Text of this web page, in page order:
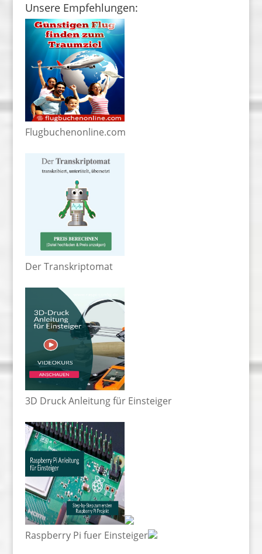
Unsere Empfehlungen:
Flugbuchenonline.com
Der Transkriptomat
3D Druck Anleitung für Einsteiger
Raspberry Pi fuer Einsteiger